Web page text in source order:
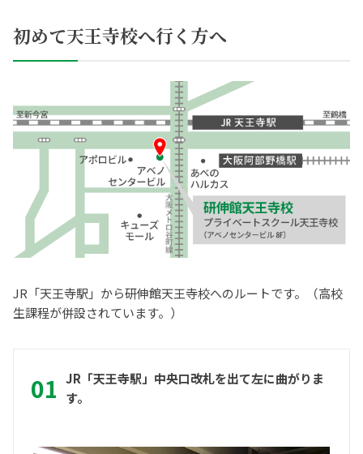
初めて天王寺校へ行く方へ
JR「天王寺駅」から研伸館天王寺校へのルートです。（高校
生課程が併設されています。）
JR「天王寺駅」中央口改札を出て左に曲がりま
す。